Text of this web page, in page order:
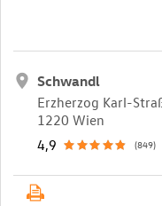
Schwandl
Erzherzog Karl-
1220 Wien
4,9
(849)